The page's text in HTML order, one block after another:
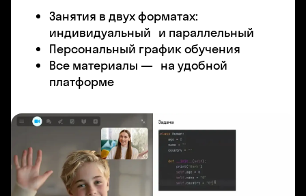
Занятия в двух форматах:
индивидуальный и параллельный
Персональный график обучения
Все материалы — на удобной
платформе